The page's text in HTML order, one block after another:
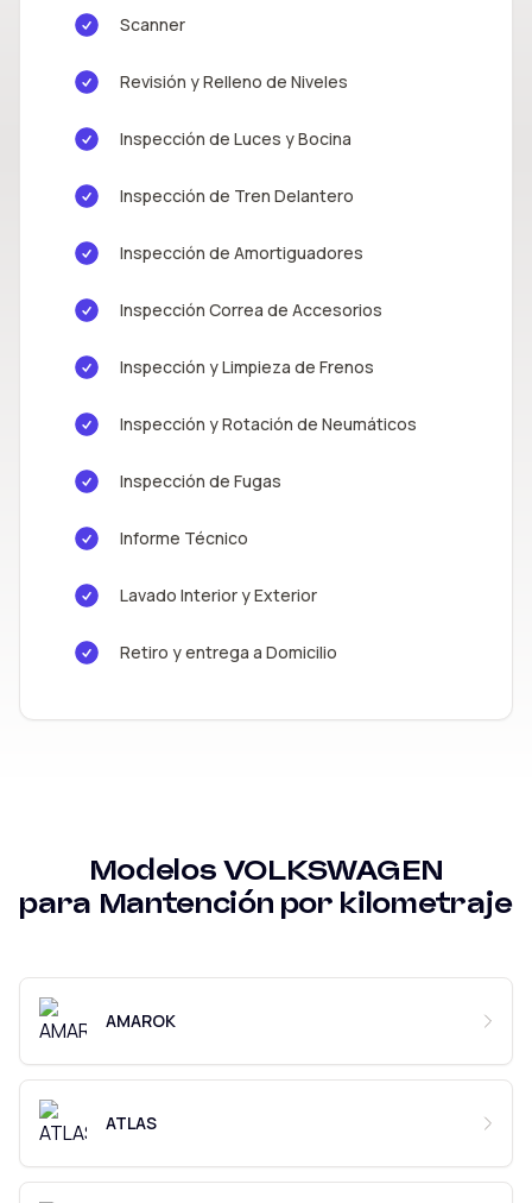
Scanner
Revisión y Relleno de Niveles
Inspección de Luces y Bocina
Inspección de Tren Delantero
Inspección de Amortiguadores
Inspección Correa de Accesorios
Inspección y Limpieza de Frenos
Inspección y Rotación de Neumáticos
Inspección de Fugas
Informe Técnico
Lavado Interior y Exterior
Retiro y entrega a Domicilio
ModelosVOLKSWAGEN
para Mantención por kilometraje
AMAROK
ATLAS